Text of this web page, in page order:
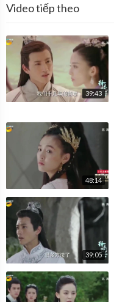
Video tiếp theo
39:43
48:14
39:05